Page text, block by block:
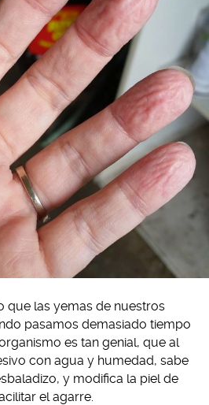
que las yemas de nuestros
pasamos demasiado tiempo
es tan genial, que al
con agua y humedad, sabe
y modifica la piel de
el agarre.